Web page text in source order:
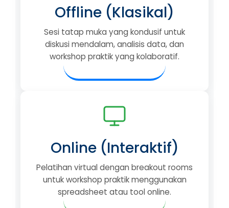
Offline (Klasikal)
Sesi tatap muka yang kondusif untuk
diskusi mendalam, analisis data, dan
workshop praktik yang kolaboratif.
Online (Interaktif)
Pelatihan virtual dengan breakout rooms
untuk workshop praktik menggunakan
spreadsheet atau tool online.